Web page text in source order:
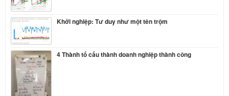
Khởi nghiệp: Tư duy như một tên trộm
4 Thành tố cấu thành doanh nghiệp thành công